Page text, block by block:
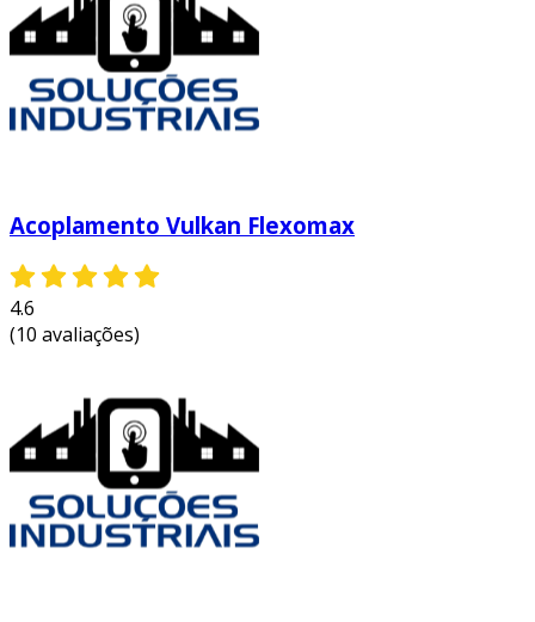
orçamento personalizado!
Acoplamento Vulkan Flexomax
4.6
(10 avaliações)